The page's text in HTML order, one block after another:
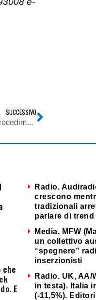
SUCCESSIVO
Giornalisti – Direttore di periodico pornografico: procedimento disciplinare
che
E
Radio.
crescono
tradizionali
parlare di trend
Media. MFW
un collettivo
“spegnere”
inserzionisti
Radio. UK, AA/
in testa). Italia
(-11,5%).